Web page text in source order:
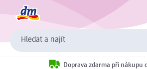
Hledat a najít
Doprava zdarma při nákupu